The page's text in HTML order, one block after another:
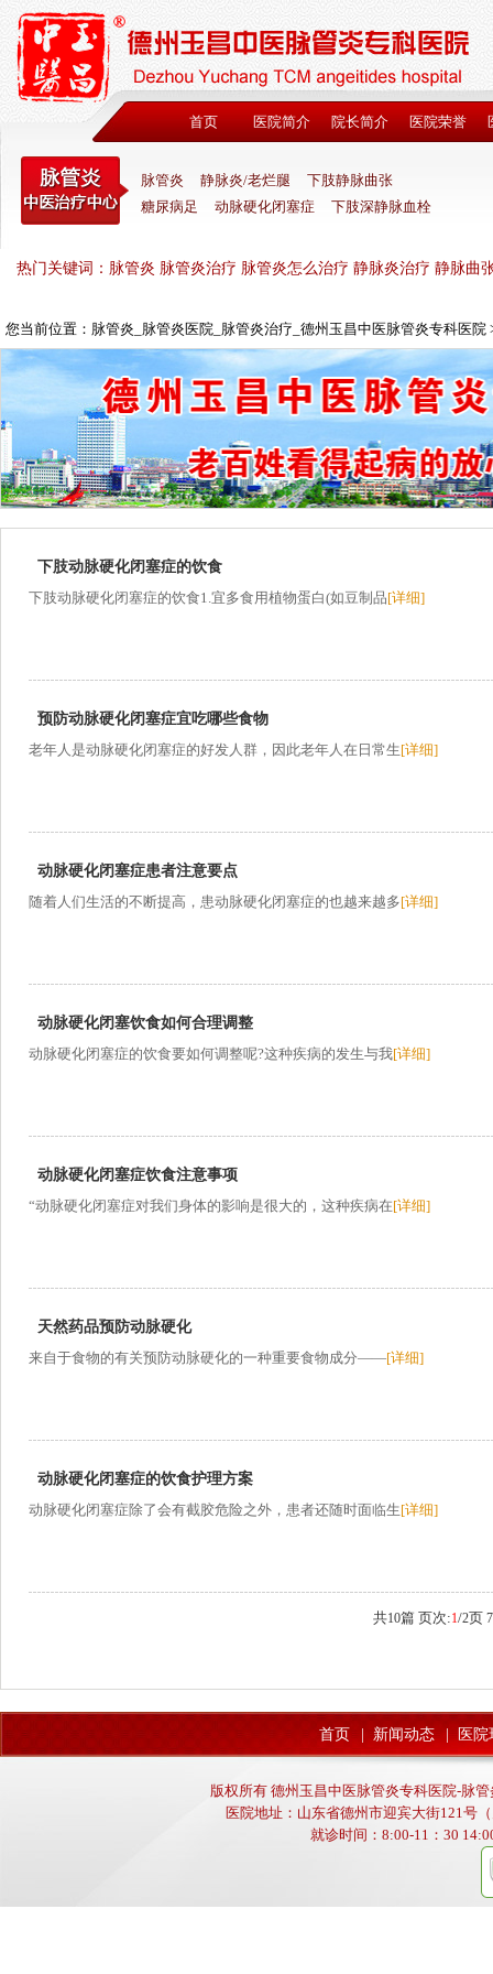
首页 医院简介 院长简介 医院荣誉
脉管炎 静脉炎/老烂腿
下肢静脉曲张
糖尿病足
动脉硬化闭塞症 下肢深静脉血栓
热门关键词：脉管炎 脉管炎治疗 脉管炎怎么治疗 静脉炎治疗 静脉曲
您当前位置： 脉管炎_脉管炎医院_脉管炎治疗_德州玉昌中医脉管炎专科医院
下肢动脉硬化闭塞症的饮食
下肢动脉硬化闭塞症的饮食1.宜多食用植物蛋白(如豆制品[详细]
预防动脉硬化闭塞症宜吃哪些食物
老年人是动脉硬化闭塞症的好发人群，因此老年人在日常生[详细]
动脉硬化闭塞症患者注意要点
随着人们生活的不断提高，患动脉硬化闭塞症的也越来越多[详细]
动脉硬化闭塞饮食如何合理调整
动脉硬化闭塞症的饮食要如何调整呢?这种疾病的发生与我[详细]
动脉硬化闭塞症饮食注意事项
“动脉硬化闭塞症对我们身体的影响是很大的，这种疾病在[详细]
天然药品预防动脉硬化
来自于食物的有关预防动脉硬化的一种重要食物成分——[详细]
动脉硬化闭塞症的饮食护理方案
动脉硬化闭塞症除了会有截胶危险之外，患者还随时面临生[详细]
共10篇 页次:1/2页 7
首页 新闻动态 医
版权所有 德州玉昌中医脉管炎专科医院-脉
医院地址：山东省德州市迎宾大街121号
就诊时间：8:00-11：30